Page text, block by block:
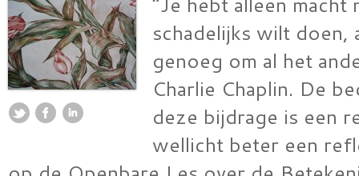
schadelijks wilt doen,
genoeg om al het
Charlie Chaplin. De
deze bijdrage is een
wellicht beter een